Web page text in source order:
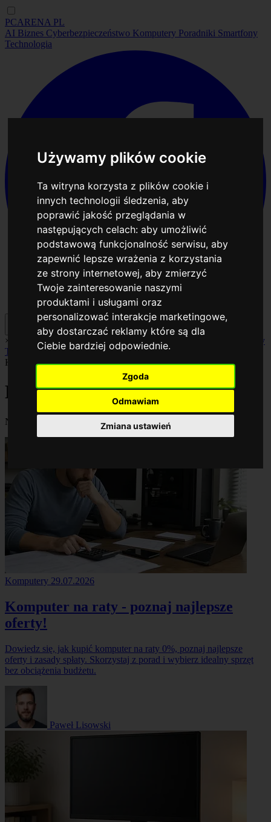
Używamy plików cookie
Ta witryna korzysta z plików cookie i
innych technologii śledzenia, aby
poprawić jakość przeglądania w
następujących celach:aby umożliwić
podstawową funkcjonalność serwisu,aby
zapewnić lepsze wrażenia z korzystania
ze strony internetowej,aby zmierzyć
Twoje zainteresowanie naszymi
produktami i usługami oraz
personalizować interakcje marketingowe,
aby dostarczać reklamy które są dla
Ciebie bardziej odpowiednie.
Zgoda
Odmawiam
Zmiana ustawień
PCARENA PL
AI Biznes Cyberbezpieczeństwo Komputery Poradniki Smartfony
Technologia
× BiznesCyberbezpieczeństwo Komputery Poradniki
Smartfony
TechnologiaFacebook
Komputery
Kategoria:Komputery
Najnowsze i najważniejsze artykuły w kategorii Komputery.
Komputery 29.07.2026
Komputer na raty - poznaj najlepsze
oferty!
Dowiedz się, jak kupić komputer na raty 0%, poznaj najlepsze
oferty i zasady spłaty. Skorzystaj z porad i wybierz idealny sprzęt
bez obciążenia budżetu.
Paweł Lisowski